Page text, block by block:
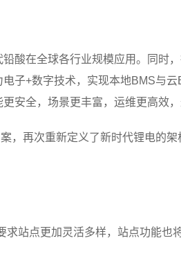
酸在全球各行业规模应用。同时
子+数字技术，实现本地BMS与
安全，场景更丰富，运维更高效，
，再次重新定义了新时代锂电的
站点更加灵活多样，站点功能也